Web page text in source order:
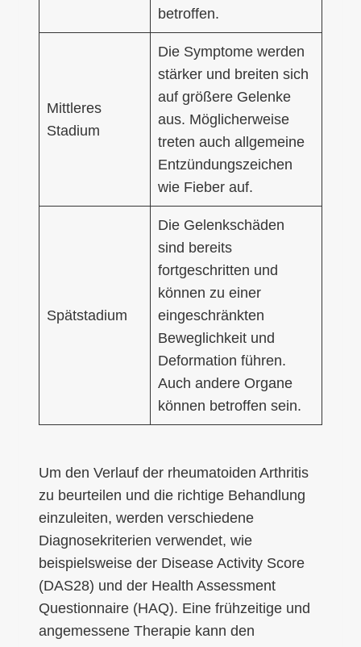
betroffen.
Mittleres
Stadium
Die Symptome werden
stärker und breiten sich
auf größere Gelenke
aus. Möglicherweise
treten auch allgemeine
Entzündungszeichen
wie Fieber auf.
Spätstadium
Die Gelenkschäden
sind bereits
fortgeschritten und
können zu einer
eingeschränkten
Beweglichkeit und
Deformation führen.
Auch andere Organe
können betroffen sein.
Um den Verlauf der rheumatoiden Arthritis
zu beurteilen und die richtige Behandlung
einzuleiten, werden verschiedene
Diagnosekriterien verwendet, wie
beispielsweise der Disease Activity Score
(DAS28) und der Health Assessment
Questionnaire (HAQ). Eine frühzeitige und
angemessene Therapie kann den